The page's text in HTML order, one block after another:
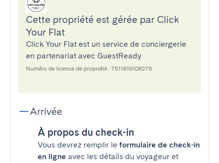
Cette propriété est gérée par Click
Your Flat
Click Your Flat est un service de conciergerie
en partenariat avec GuestReady
Numéro de licence de propriété : 7511616108276
Arrivée
À propos du check-in
Vous devrez remplir le formulaire de check-in
en ligne avec les détails du voyageur et